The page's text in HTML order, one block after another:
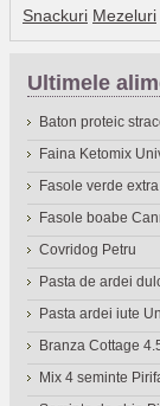
Snackuri Mezeluri
Ultimele
Baton proteic
Faina Ketomix
Fasole verde
Fasole boabe
Covridog Petru
Pasta de ardei
Pasta ardei iute
Branza Cottage
Mix 4 seminte